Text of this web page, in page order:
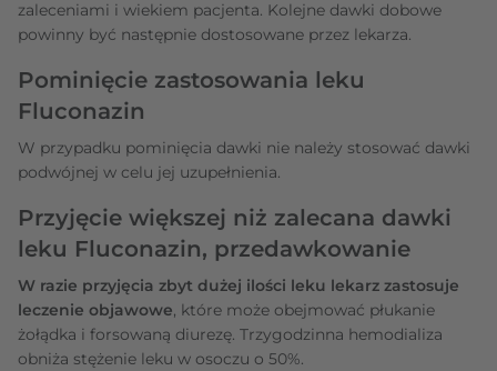
zaleceniami i wiekiem pacjenta. Kolejne dawki dobowe
powinny być następnie dostosowane przez lekarza.
Pominięcie zastosowania leku
Fluconazin
W przypadku pominięcia dawki nie należy stosować dawki
podwójnej w celu jej uzupełnienia.
Przyjęcie większej niż zalecana dawki
leku Fluconazin, przedawkowanie
W razie przyjęcia zbyt dużej ilości leku lekarz zastosuje
leczenie objawowe, które może obejmować płukanie
żołądka i forsowaną diurezę. Trzygodzinna hemodializa
obniża stężenie leku w osoczu o 50%.